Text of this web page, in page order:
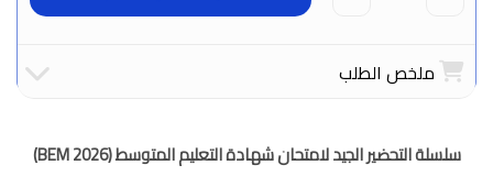
ملخص الطلب
سلسلة التحضير الجيد لامتحان شهادة التعليم المتوسط (2026 BEM)